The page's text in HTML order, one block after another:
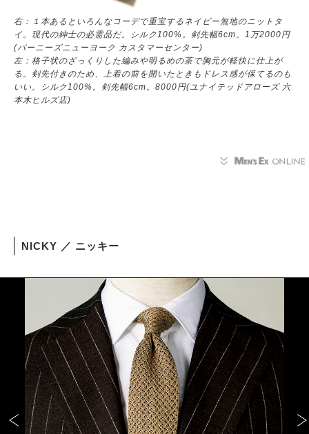
右：１本あるといろんなコーデで重宝するネイビー無地のニットタ
イ。現代の紳士の必需品だ。シルク100%。剣先幅6cm。1万2000円
(バーニーズニューヨーク カスタマーセンター)
左：格子状のざっくりした編みや明るめの茶で胸元が軽快に仕上が
る。剣先付きのため、上着の前を開いたときもドレス感が保てるのも
いい。シルク100%。剣先幅6cm。8000円(ユナイテッドアローズ 六
本木ヒルズ店)
NICKY ／ ニッキー